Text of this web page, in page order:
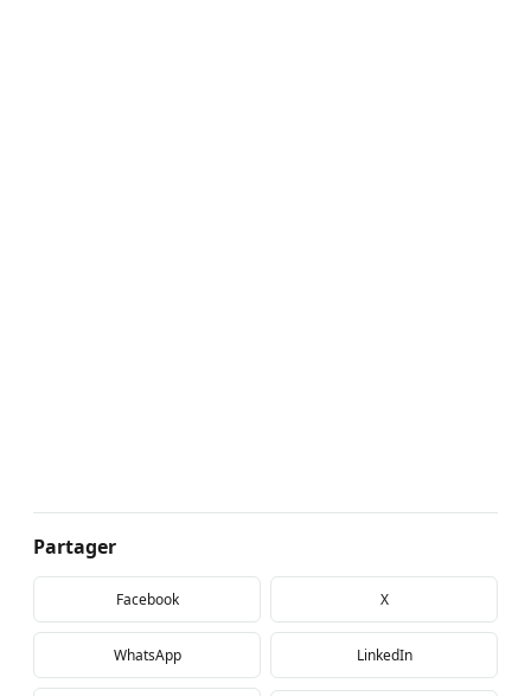
Partager
Facebook X
WhatsApp LinkedIn